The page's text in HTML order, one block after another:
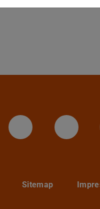
LinkedIn-
Sitemap